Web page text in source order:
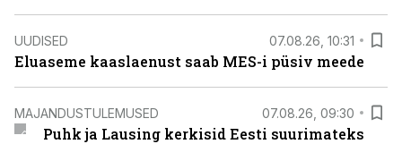
UUDISED 07.08.26, 10:31
Eluaseme kaaslaenust saab MES-i püsiv meede
MAJANDUSTULEMUSED 07.08.26, 09:30
Puhk ja Lausing kerkisid Eesti suurimateks